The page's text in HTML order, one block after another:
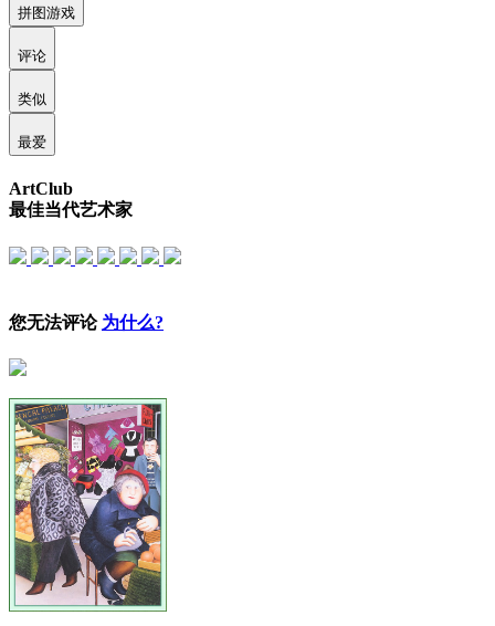
拼图游戏
评论
类似
最爱
ArtClub
最佳当代艺术家
您无法评论 为什么?